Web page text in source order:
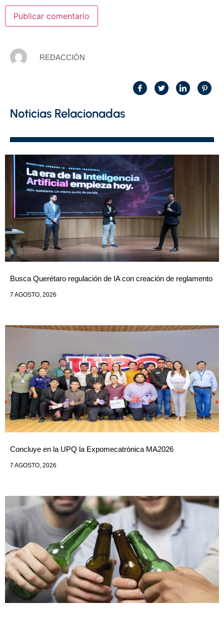
REDACCIÓN
Noticias Relacionadas
Busca Querétaro regulación de IA con creación de reglamento
7 AGOSTO, 2026
Concluye en la UPQ la Expomecatrónica MA2026
7 AGOSTO, 2026